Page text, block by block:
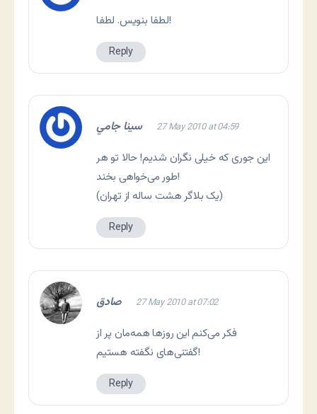
لطفا بنویس. لطفا!
Reply
سينا جامي 27 May 2010 at 04:59
این جوری که خیلی نگران شدیم! حالا تو هر
طور می‌خواهی بخند!
(یک بلاگر هشت ساله از تهران)
Reply
صادق 27 May 2010 at 07:02
فکر می‌کنم این روزها همه‌مان پر از
گفتنی‌های نگفته هستیم!
Reply